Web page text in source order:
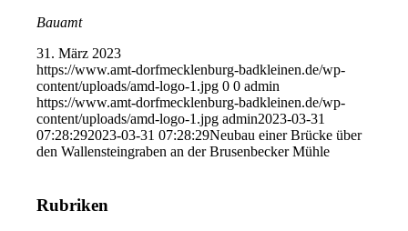
Bauamt
31. März 2023
https://www.amt-dorfmecklenburg-badkleinen.de/wp-
content/uploads/amd-logo-1.jpg 0 0 admin
https://www.amt-dorfmecklenburg-badkleinen.de/wp-
content/uploads/amd-logo-1.jpg admin2023-03-31
07:28:292023-03-31 07:28:29Neubau einer Brücke über
den Wallensteingraben an der Brusenbecker Mühle
Rubriken